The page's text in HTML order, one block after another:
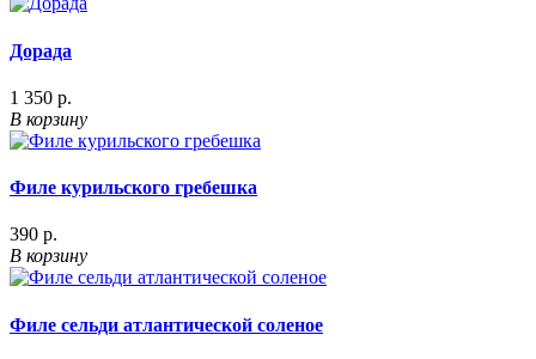
Дорада
1 350 р.
В корзину
Филе курильского гребешка
390 р.
В корзину
Филе сельди атлантической соленое